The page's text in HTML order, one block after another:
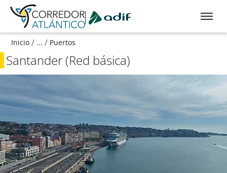
Ir a contenido principal
Inicio / ... / Puertos
Santander (Red básica)